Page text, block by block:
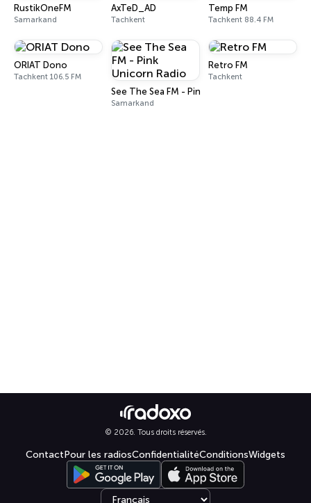
RustikOneFM
Samarkand
AxTeD_AD
Tachkent
Temp FM
Tachkent 88.4 FM
ORIAT Dono
Tachkent 106.5 FM
See The Sea FM - Pink Unicorn Radio
Samarkand
Retro FM
Tachkent
© 2026. Tous droits réservés.
ContactPour les radiosConfidentialitéConditionsWidgets
Select language